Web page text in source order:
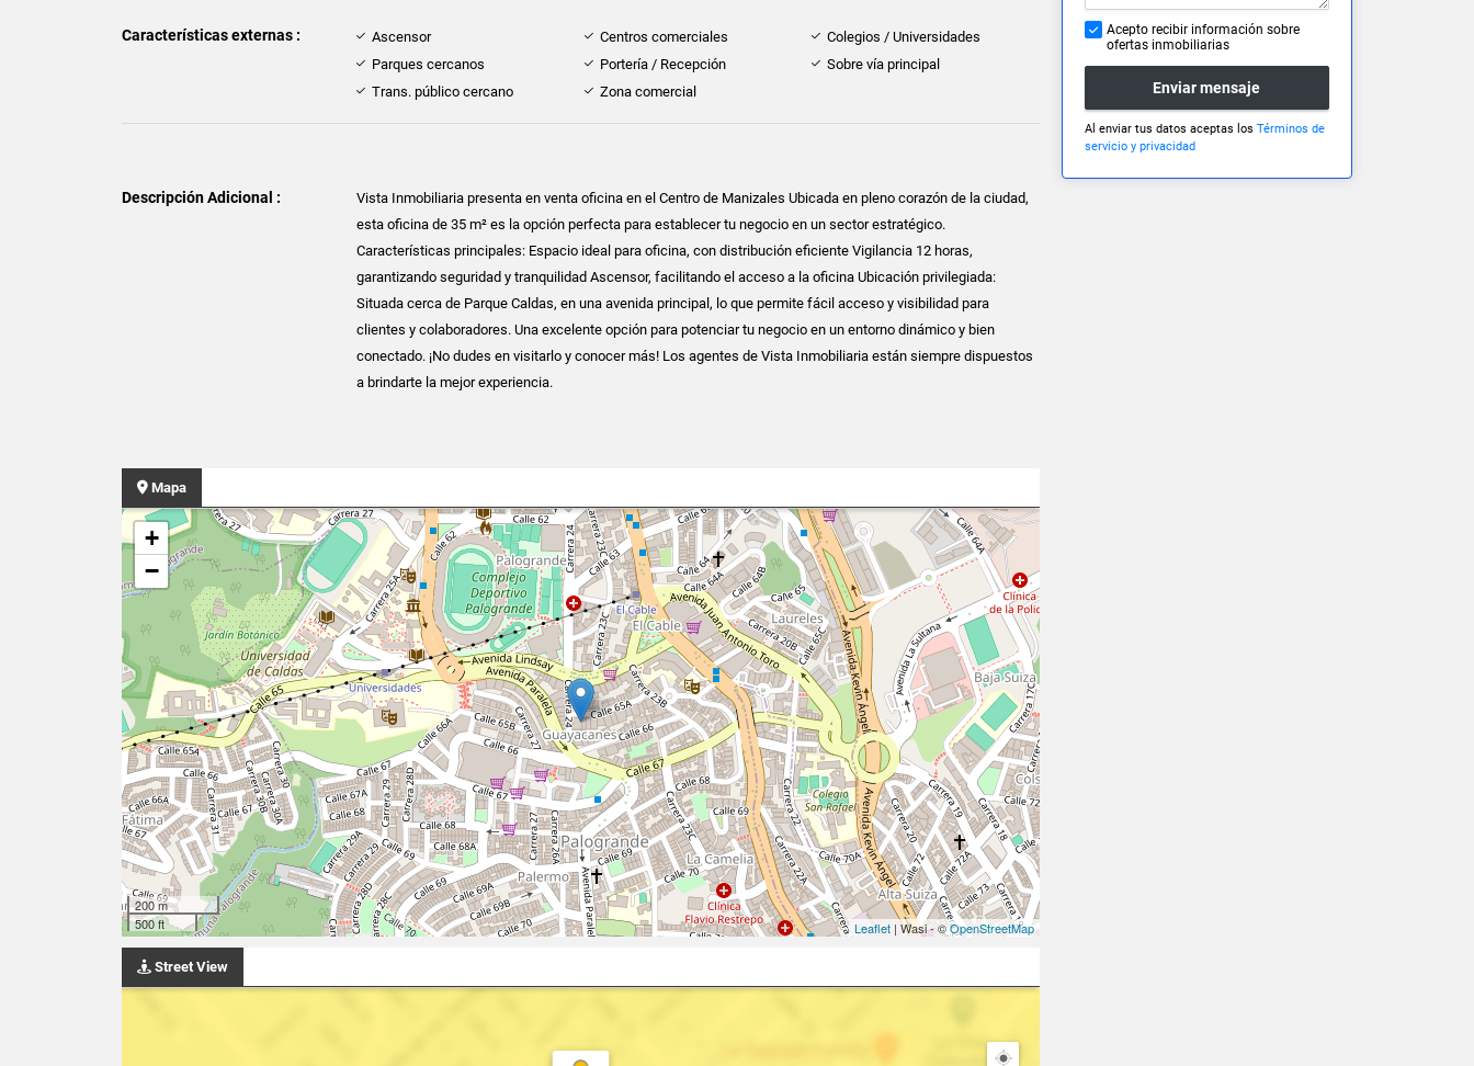
Características externas : Ascensor Centros comerciales
Colegios / Universidades
Parques cercanos
Portería / Recepción
Sobre vía principal
Trans. público cercano
Zona comercial
Descripción Adicional :
Vista Inmobiliaria presenta en venta oficina en el Centro de Manizales Ubicada en pleno corazón de la ciudad,
esta oficina de 35 m² es la opción perfecta para establecer tu negocio en un sector estratégico.
Características principales: Espacio ideal para oficina, con distribución eficiente Vigilancia 12 horas,
garantizando seguridad y tranquilidad Ascensor, facilitando el acceso a la oficina Ubicación privilegiada:
Situada cerca de Parque Caldas, en una avenida principal, lo que permite fácil acceso y visibilidad para
clientes y colaboradores. Una excelente opción para potenciar tu negocio en un entorno dinámico y bien
conectado. ¡No dudes en visitarlo y conocer más! Los agentes de Vista Inmobiliaria están siempre dispuestos
a brindarte la mejor experiencia.
Mapa
+
−
200 m
500 ft
Leaflet| Wasi - ©OpenStreetMap
Street View
Acepto recibir información sobre
ofertas inmobiliarias
Enviar mensaje
Al enviar tus datos aceptas los Términos de
servicio y privacidad